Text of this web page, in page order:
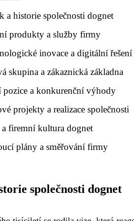
a historie společnosti dognet
produkty a služby firmy
inovace a digitální řešení
skupina a zákaznická základna
pozice a konkurenční výhody
projekty a realizace společnosti
firemní kultura dognet
plány a směřování firmy
společnosti dognet